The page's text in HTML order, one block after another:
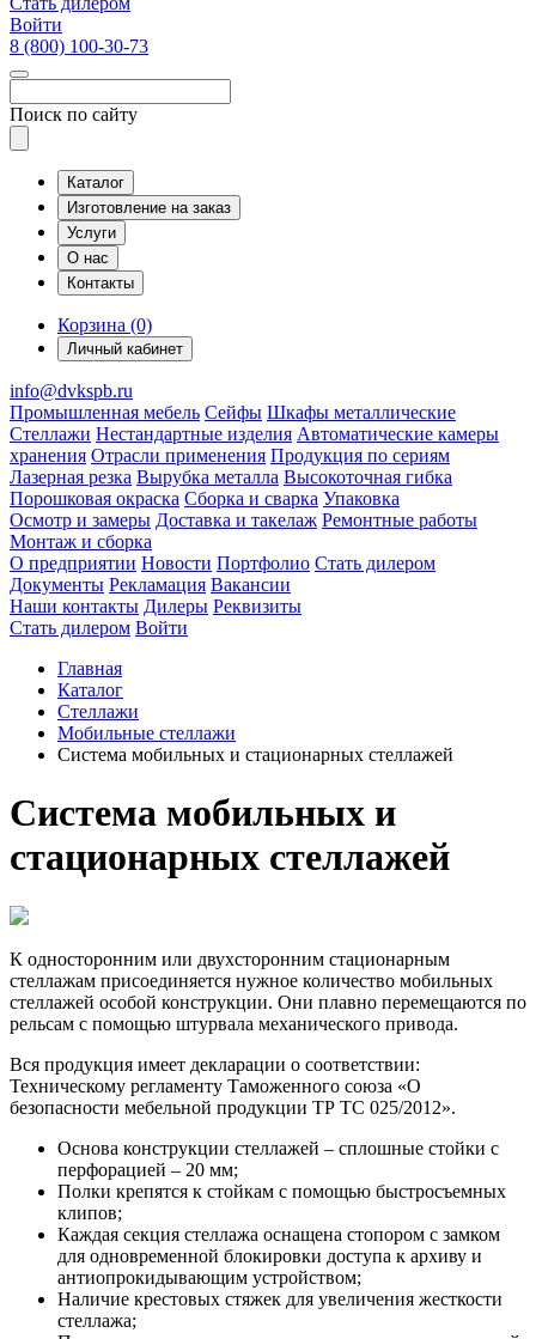
Войти
8 (800) 100-30-73
Поиск по сайту
Каталог
Изготовление на заказ
Услуги
О нас
Контакты
Корзина (0)
Личный кабинет
info@dvkspb.ru
Промышленная мебель Сейфы Шкафы металлические
Стеллажи Нестандартные изделия Автоматические камеры
хранения Отрасли применения Продукция по сериям
Лазерная резка Вырубка металла Высокоточная гибка
Порошковая окраска Сборка и сварка Упаковка
Осмотр и замеры Доставка и такелаж Ремонтные работы
Монтаж и сборка
О предприятии Новости Портфолио Стать дилером
Документы Рекламация Вакансии
Наши контакты Дилеры Реквизиты
Стать дилером Войти
Главная
Каталог
Стеллажи
Мобильные стеллажи
Система мобильных и стационарных стеллажей
Система мобильных и
стационарных стеллажей
К односторонним или двухсторонним стационарным
стеллажам присоединяется нужное количество мобильных
стеллажей особой конструкции. Они плавно перемещаются по
рельсам с помощью штурвала механического привода.
Вся продукция имеет декларации о соответствии:
Техническому регламенту Таможенного союза «О
безопасности мебельной продукции ТР ТС 025/2012».
Основа конструкции стеллажей – сплошные стойки с
перфорацией – 20 мм;
Полки крепятся к стойкам с помощью быстросъемных
клипов;
Каждая секция стеллажа оснащена стопором с замком
для одновременной блокировки доступа к архиву и
антиопрокидывающим устройством;
Наличие крестовых стяжек для увеличения жесткости
стеллажа;